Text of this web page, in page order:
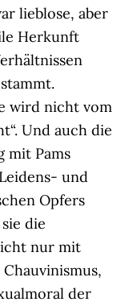
lieblose, aber
Herkunft
wird nicht vom
Und auch die
mit Pams
und
Opfers
die
nur mit
der